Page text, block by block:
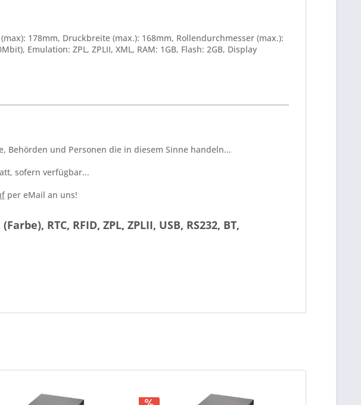
178mm, Druckbreite (max.): 168mm, Rollendurchmesser (max.):
Emulation: ZPL, ZPLII, XML, RAM: 1GB, Flash: 2GB, Display
Behörden und Personen die in diesem Sinne handeln...
sofern verfügbar...
per eMail an uns!
RTC, RFID, ZPL, ZPLII, USB, RS232, BT,